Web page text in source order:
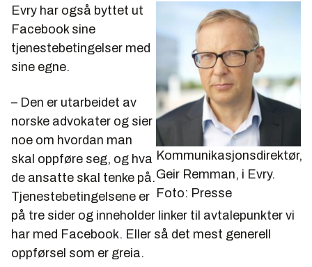
Kommunikasjonsdirektør,
Geir Remman, i Evry.
Foto: Presse
Evry har også byttet ut
Facebook sine
tjenestebetingelser med
sine egne.
– Den er utarbeidet av
norske advokater og sier
noe om hvordan man
skal oppføre seg, og hva
de ansatte skal tenke på.
Tjenestebetingelsene er
på tre sider og inneholder linker til avtalepunkter vi
har med Facebook. Eller så det mest generell
oppførsel som er greia.